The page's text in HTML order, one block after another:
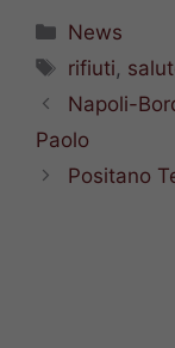
Categorie
News
Tag
rifiuti,
Napoli-
Paolo
Positano